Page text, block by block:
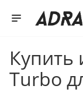
Купить
Turbo